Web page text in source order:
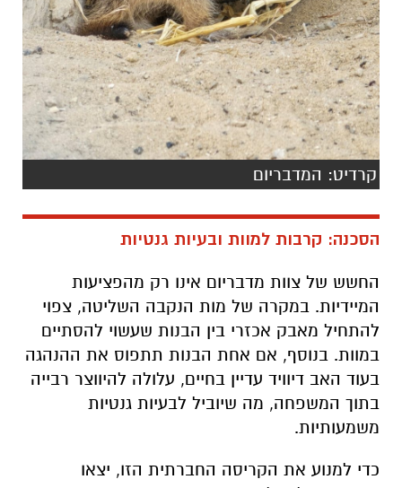
קרדיט: המדבריום
הסכנה: קרבות למוות ובעיות גנטיות
החשש של צוות מדבריום אינו רק מהפציעות
המיידיות. במקרה של מות הנקבה השליטה, צפוי
להתחיל מאבק אכזרי בין הבנות שעשוי להסתיים
במוות. בנוסף, אם אחת הבנות תתפוס את ההנהגה
בעוד האב דיוויד עדיין בחיים, עלולה להיווצר רבייה
בתוך המשפחה, מה שיוביל לבעיות גנטיות
משמעותיות.
כדי למנוע את הקריסה החברתית הזו, יצאו